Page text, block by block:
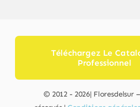
Téléchargez Le
Professionnel
© 2012 - 2026| Floresdelsur